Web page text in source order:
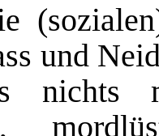
und